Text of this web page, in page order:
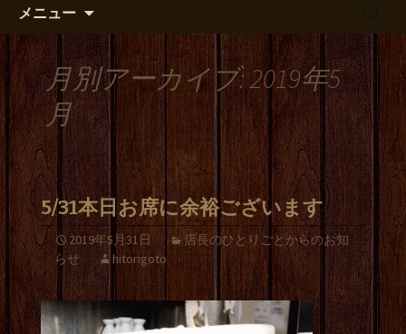
メニュー
月別アーカイブ: 2019年5
月
5/31本日お席に余裕ございます
2019年5月31日
店長のひとりごとからのお知
らせ
hitorigoto